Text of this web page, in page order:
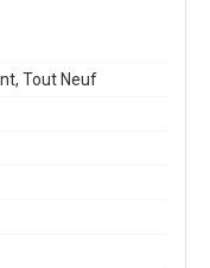
Tout Neuf